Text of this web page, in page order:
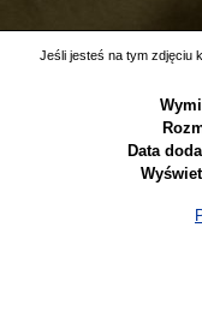
Jeśli jesteś na tym zdjęciu
Data